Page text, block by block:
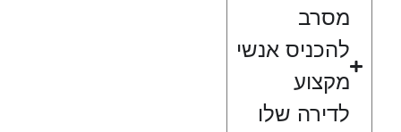
מסרב
להכניס אנשי
מקצוע
לדירה שלו